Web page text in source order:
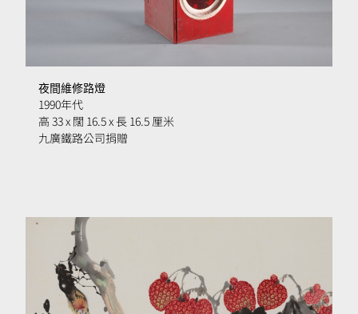
夜間維修路燈
1990年代
高 33 x 闊 16.5 x 長 16.5 厘米
九廣鐵路公司捐贈